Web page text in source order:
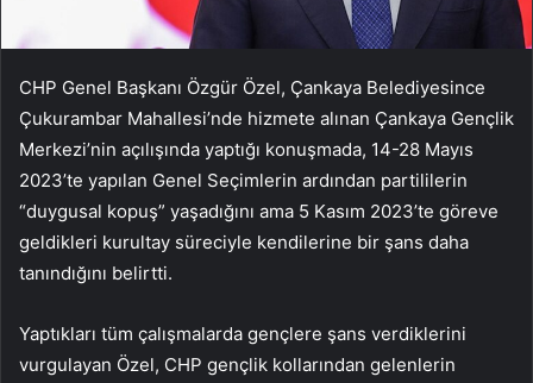
CHP Genel Başkanı Özgür Özel, Çankaya Belediyesince
Çukurambar Mahallesi’nde hizmete alınan Çankaya Gençlik
Merkezi’nin açılışında yaptığı konuşmada, 14-28 Mayıs
2023’te yapılan Genel Seçimlerin ardından partililerin
“duygusal kopuş” yaşadığını ama 5 Kasım 2023’te göreve
geldikleri kurultay süreciyle kendilerine bir şans daha
tanındığını belirtti.
Yaptıkları tüm çalışmalarda gençlere şans verdiklerini
vurgulayan Özel, CHP gençlik kollarından gelenlerin